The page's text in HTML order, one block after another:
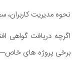
نحوه مدیریت
اگرچه دریافت گواهی
برخی پروژه های